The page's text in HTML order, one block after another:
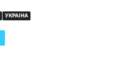
УКРАІНА